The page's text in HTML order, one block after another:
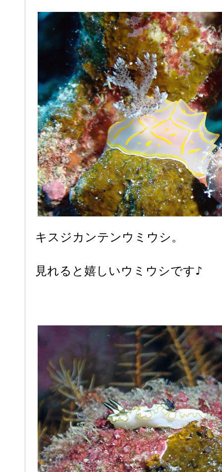
キスジカンテンウミウシ。
見れると嬉しいウミウシです♪